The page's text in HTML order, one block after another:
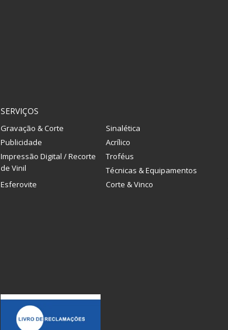
SERVIÇOS
Gravação & Corte
Sinalética
Publicidade
Acrílico
Impressão Digital / Recorte
de Vinil
Troféus
Técnicas & Equipamentos
Esferovite
Corte & Vinco